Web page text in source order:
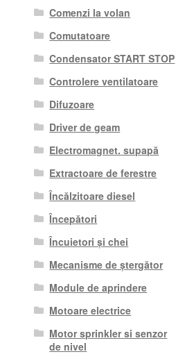
Comenzi la volan
Comutatoare
Condensator START STOP
Controlere ventilatoare
Difuzoare
Driver de geam
Electromagnet. supapă
Extractoare de ferestre
Încălzitoare diesel
Începători
Încuietori și chei
Mecanisme de ștergător
Module de aprindere
Motoare electrice
Motor sprinkler si senzor
de nivel